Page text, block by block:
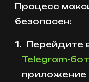
Процесс
безопасен:
Перейдите
Telegram-
приложение